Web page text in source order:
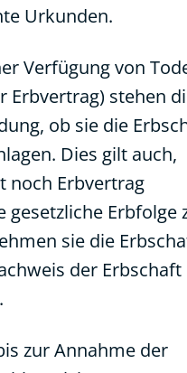
Urkunden.
Verfügung von
Erbvertrag) stehen
ob sie die
Dies gilt auch,
noch Erbvertrag
Erbfolge
sie die
der Erbschaft
zur Annahme der